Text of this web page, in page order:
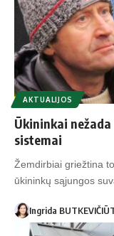
AKTUALIJOS
Ūkininkai
sistemai
Žemdirbiai griežtina
ūkininkų sąjungos
Ingrida